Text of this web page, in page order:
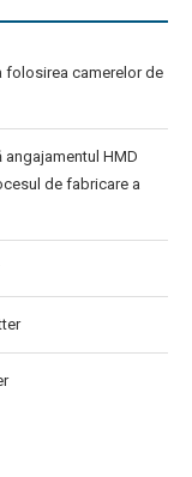
folosirea camerelor de
HMD
de fabricare a